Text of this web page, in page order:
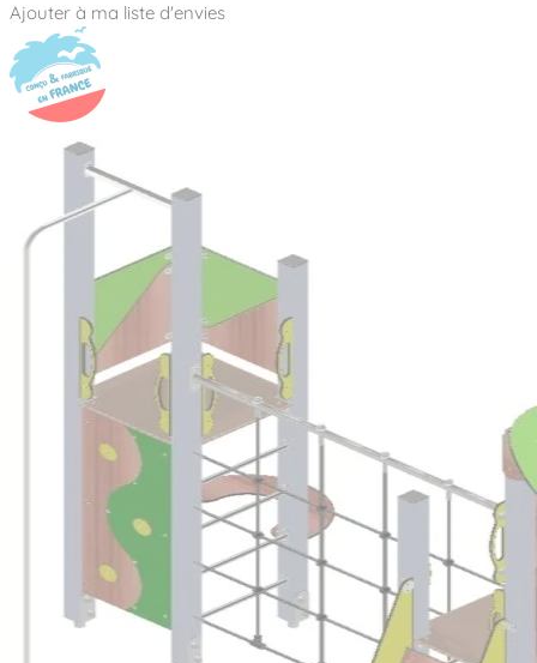
Ajouter à ma liste d'envies